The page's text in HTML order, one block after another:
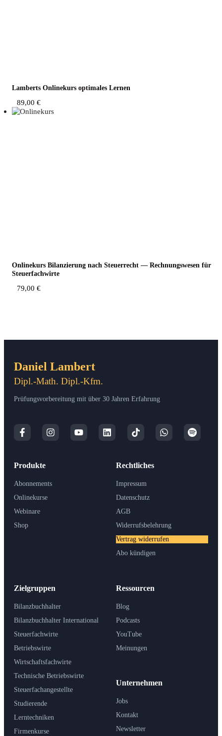
Lam­berts Online­kurs opti­ma­les Lernen
89,00 €
Online­kurs Bilan­zie­rung nach Steu­er­recht — Rech­nungs­we­sen für
Steuerfachwirte
79,00 €
Daniel Lambert
Dipl.-Math. Dipl.-Kfm.
Prüfungsvorbereitung mit über 30 Jahren Erfahrung
Produkte
Abonnements
Onlinekurse
Webinare
Shop
Zielgruppen
Bilanzbuchhalter
Bilanzbuchhalter International
Steuerfachwirte
Betriebswirte
Wirtschaftsfachwirte
Technische Betriebswirte
Steuerfachangestellte
Studierende
Lerntechniken
Firmenkurse
Ressourcen
Blog
Podcasts
YouTube
Meinungen
Unternehmen
Jobs
Kontakt
Newsletter
Rechtliches
Impressum
Datenschutz
AGB
Widerrufsbelehrung
Vertrag widerrufen
Abo kündigen